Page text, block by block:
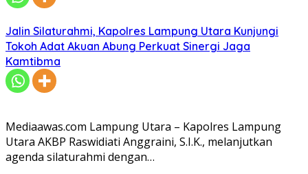
Jalin Silaturahmi, Kapolres Lampung Utara Kunjungi
Tokoh Adat Akuan Abung Perkuat Sinergi Jaga
Kamtibma
Mediaawas.com Lampung Utara – Kapolres Lampung
Utara AKBP Raswidiati Anggraini, S.I.K., melanjutkan
agenda silaturahmi dengan…